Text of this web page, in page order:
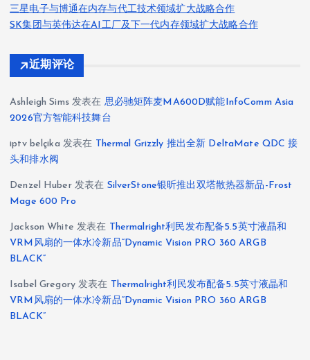
三星电子与博通在内存与代工技术领域扩大战略合作
SK集团与英伟达在AI工厂及下一代内存领域扩大战略合作
近期评论
Ashleigh Sims发表在 思必驰矩阵麦MA600D赋能InfoComm Asia
2026官方智能科技舞台
iptv belçika 发表在 Thermal Grizzly 推出全新 DeltaMate QDC 接
头和排水阀
Denzel Huber发表在 SilverStone银昕推出双塔散热器新品-Frost
Mage 600 Pro
Jackson White 发表在 Thermalright利民发布配备5.5英寸液晶和
VRM风扇的一体水冷新品“Dynamic Vision PRO 360 ARGB
BLACK”
Isabel Gregory 发表在 Thermalright利民发布配备5.5英寸液晶和
VRM风扇的一体水冷新品“Dynamic Vision PRO 360 ARGB
BLACK”